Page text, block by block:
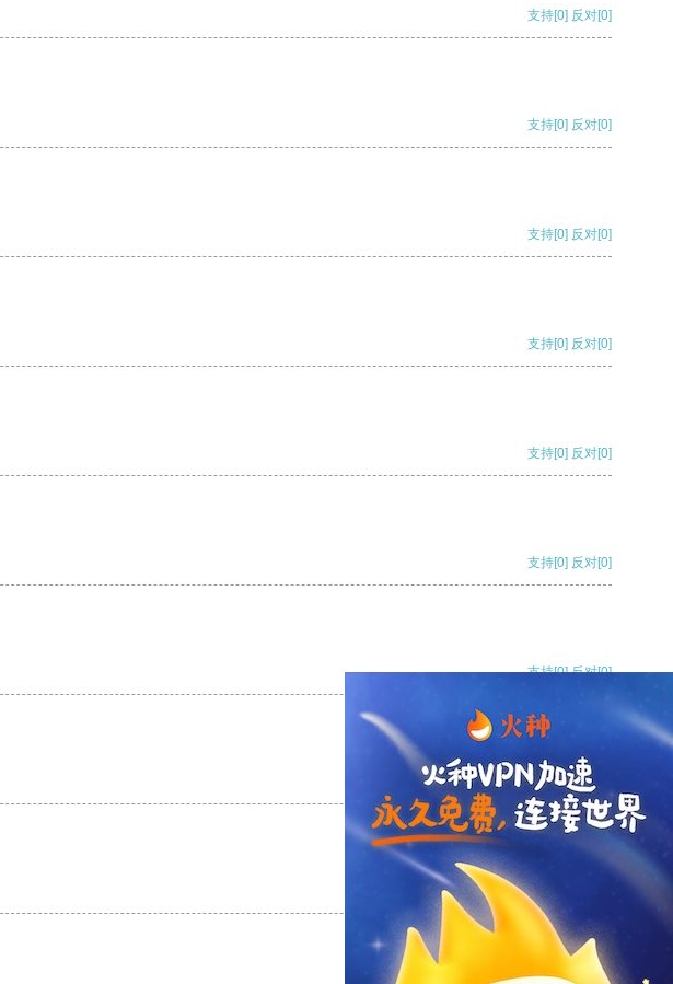
支持[0] 反对[0]
支持[0] 反对[0]
支持[0] 反对[0]
支持[0] 反对[0]
支持[0] 反对[0]
支持[0] 反对[0]
支持[0] 反对[0]
支持[0] 反对
支持